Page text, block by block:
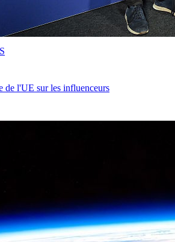
de l'UE sur les influenceurs